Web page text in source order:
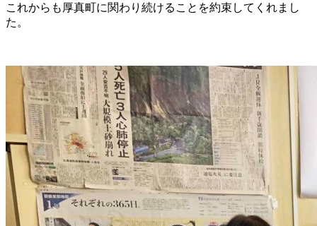
これからも厚真町に関わり続けることを約束してくれまし
た。